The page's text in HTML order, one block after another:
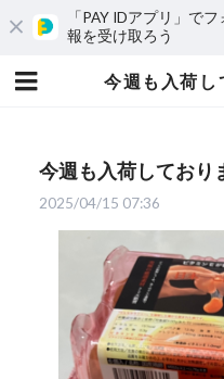
「PAY IDアプリ」で
報を受け取ろう
今週も入荷しており
2025/04/15 07:36